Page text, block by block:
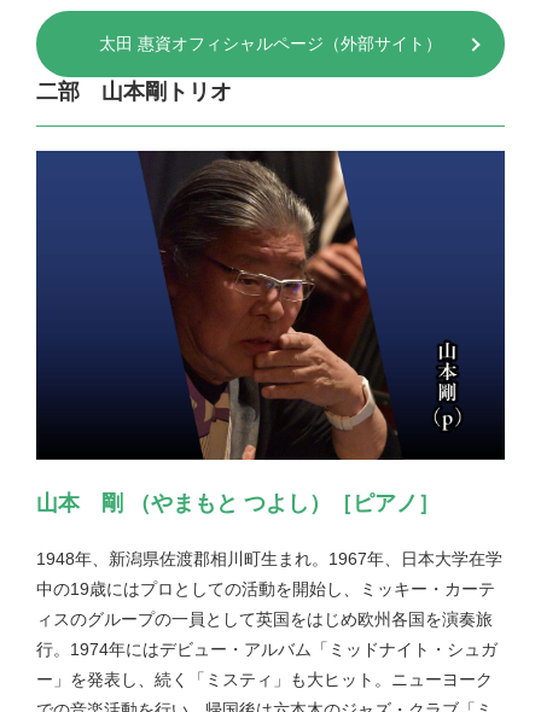
太田 惠資オフィシャルページ（外部サイト）
二部 山本剛トリオ
山本 剛 （やまもと つよし）［ピアノ］
1948年、新潟県佐渡郡相川町生まれ。1967年、日本大学在学
中の19歳にはプロとしての活動を開始し、ミッキー・カーテ
ィスのグループの一員として英国をはじめ欧州各国を演奏旅
行。1974年にはデビュー・アルバム「ミッドナイト・シュガ
ー」を発表し、続く「ミスティ」も大ヒット。ニューヨーク